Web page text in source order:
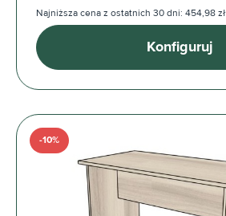
Najniższa cena z ostatnich 30 dni: 454,98 zł
Konfiguruj
-10%